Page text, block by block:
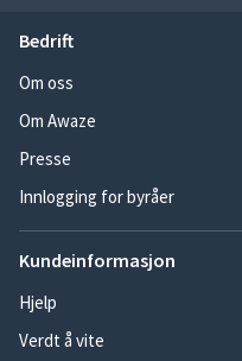
Bedrift
Om oss
Om Awaze
Presse
Innlogging for byråer
Kundeinformasjon
Hjelp
Verdt å vite